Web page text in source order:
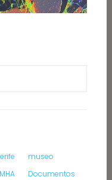
museo
MHA
Documentos